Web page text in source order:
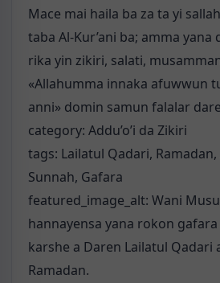
Mace mai haila ba za ta yi
taba Al-Kur’ani ba; amma yana
rika yin zikiri, salati,
«Allahumma innaka afuwwun
anni» domin samun falalar
category: Addu’o’i da Zikiri
tags: Lailatul Qadari, Ramadan,
Sunnah, Gafara
featured_image_alt: Wani
hannayensa yana rokon
karshe a Daren Lailatul Qadari
Ramadan.